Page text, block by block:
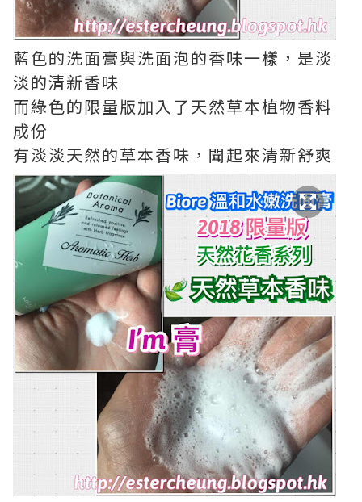
藍色的洗面膏與洗面泡的香味一樣，是淡
淡的清新香味
而綠色的限量版加入了天然草本植物香料
成份
有淡淡天然的草本香味，聞起來清新舒爽